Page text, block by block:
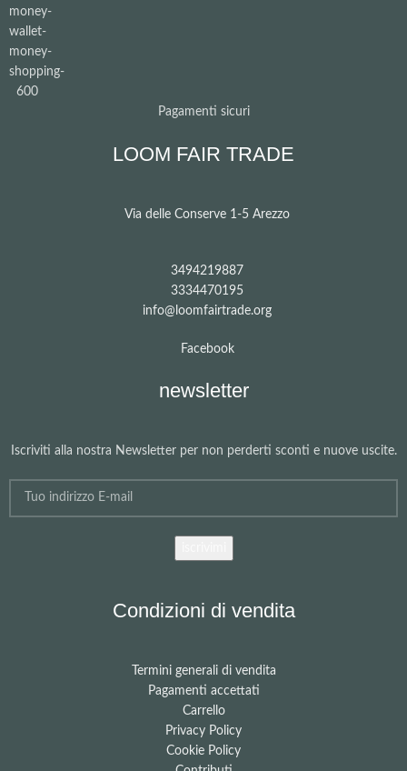
Pagamenti sicuri
LOOM FAIR TRADE
Via delle Conserve 1-5 Arezzo
3494219887
3334470195
info@loomfairtrade.org
Facebook
newsletter
Iscriviti alla nostra Newsletter per non perderti sconti e nuove uscite.
Condizioni di vendita
Termini generali di vendita
Pagamenti accettati
Carrello
Privacy Policy
Cookie Policy